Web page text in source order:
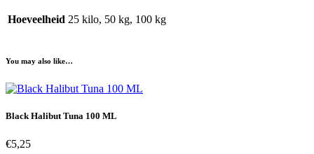
Hoeveelheid 25 kilo, 50 kg, 100 kg
You may also like…
Black Halibut Tuna 100 ML
€5,25